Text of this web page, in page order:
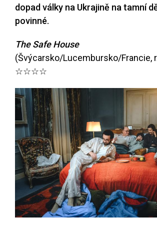
dopad války na Ukrajině na tamní
povinné.
The Safe House
(Švýcarsko/Lucembursko/Francie,
☆☆☆☆